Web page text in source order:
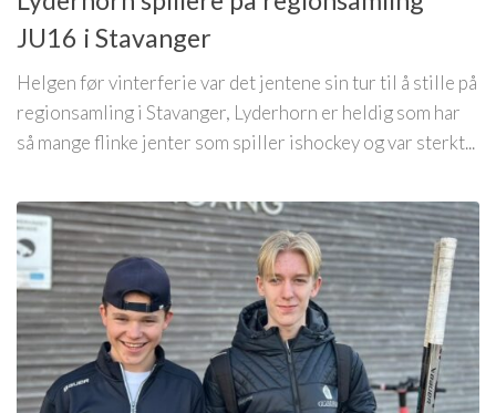
JU16 i Stavanger
Helgen før vinterferie var det jentene sin tur til å stille på
regionsamling i Stavanger, Lyderhorn er heldig som har
så mange flinke jenter som spiller ishockey og var sterkt...